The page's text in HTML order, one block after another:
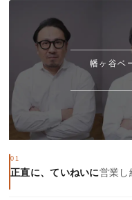
幡ヶ谷ベ
01
正直に、ていねいに営業し